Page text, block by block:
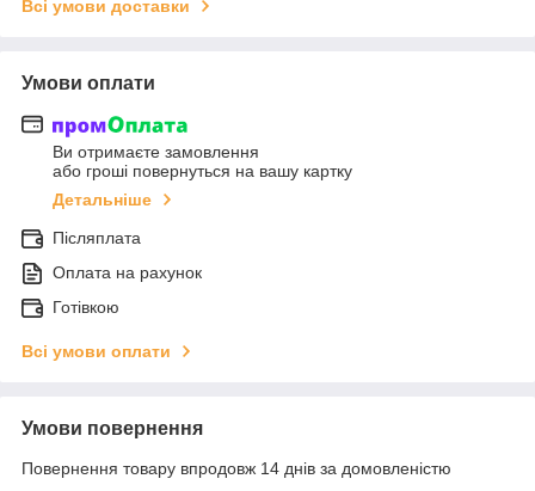
Всі умови доставки
Умови оплати
Ви отримаєте замовлення
або гроші повернуться на вашу картку
Детальніше
Післяплата
Оплата на рахунок
Готівкою
Всі умови оплати
Умови повернення
Повернення товару впродовж 14 днів за домовленістю